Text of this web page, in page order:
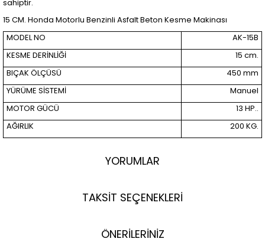
sahiptir.
15 CM. Honda Motorlu Benzinli Asfalt Beton Kesme Makinası
MODEL NO
AK-15B
KESME DERİNLİĞİ
15 cm.
BIÇAK ÖLÇÜSÜ
450 mm
YÜRÜME SİSTEMİ
Manuel
MOTOR GÜCÜ
13 HP..
AĞIRLIK
200 KG.
YORUMLAR
TAKSİT SEÇENEKLERİ
ÖNERİLERİNİZ